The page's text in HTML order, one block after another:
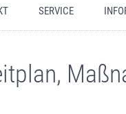
SERVICE